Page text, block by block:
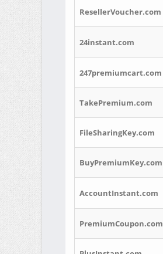
ResellerVoucher.com
24instant.com
247premiumcart.com
TakePremium.com
FileSharingKey.com
BuyPremiumKey.com
AccountInstant.com
PremiumCoupon.com